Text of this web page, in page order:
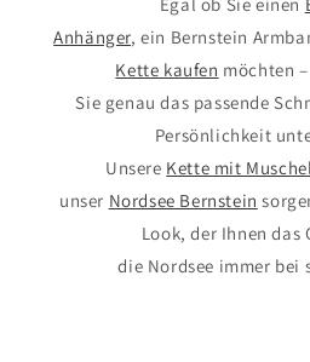
Anhänger, ein Bernstein
Kette kaufen möchten
Sie genau das passende
Persönlichkeit
Unsere Kette mit
unser Nordsee Bernstein
Look, der Ihnen das
die Nordsee immer bei